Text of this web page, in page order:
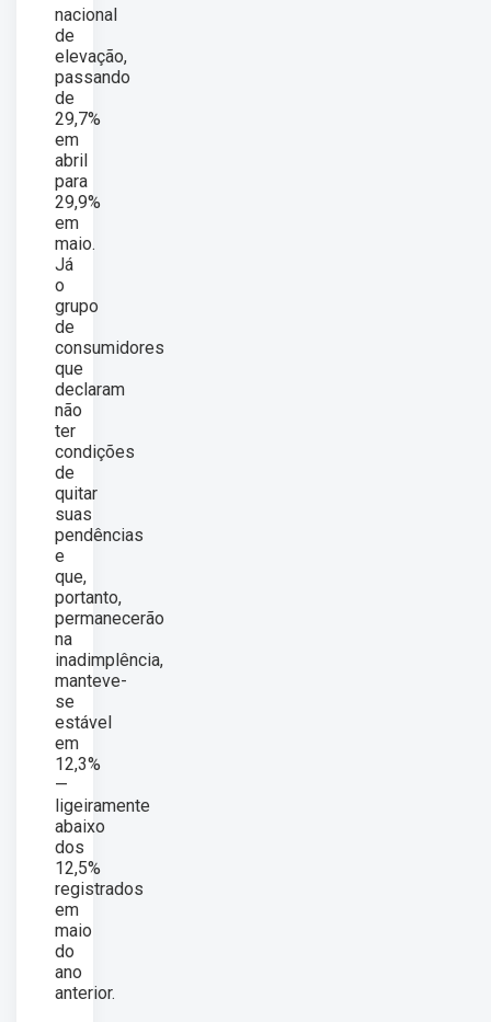
nacional
de
elevação,
passando
de
29,7%
em
abril
para
29,9%
em
maio.
Já
o
grupo
de
consumidores
que
declaram
não
ter
condições
de
quitar
suas
pendências
e
que,
portanto,
permanecerão
na
inadimplência,
manteve-
se
estável
em
12,3%
—
ligeiramente
abaixo
dos
12,5%
registrados
em
maio
do
ano
anterior.